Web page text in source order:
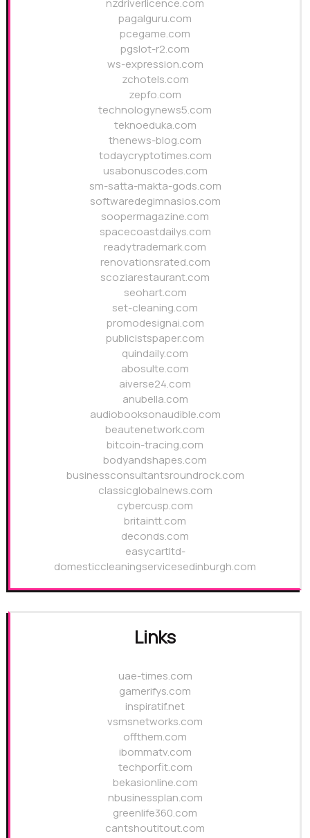
nzdriverlicence.com
pagalguru.com
pcegame.com
pgslot-r2.com
ws-expression.com
zchotels.com
zepfo.com
technologynews5.com
teknoeduka.com
thenews-blog.com
todaycryptotimes.com
usabonuscodes.com
sm-satta-makta-gods.com
softwaredegimnasios.com
soopermagazine.com
spacecoastdailys.com
readytrademark.com
renovationsrated.com
scoziarestaurant.com
seohart.com
set-cleaning.com
promodesignai.com
publicistspaper.com
quindaily.com
abosulte.com
aiverse24.com
anubella.com
audiobooksonaudible.com
beautenetwork.com
bitcoin-tracing.com
bodyandshapes.com
businessconsultantsroundrock.com
classicglobalnews.com
cybercusp.com
britaintt.com
deconds.com
easycartltd-
domesticcleaningservicesedinburgh.com
Links
uae-times.com
gamerifys.com
inspiratif.net
vsmsnetworks.com
offthem.com
ibommatv.com
techporfit.com
bekasionline.com
nbusinessplan.com
greenlife360.com
cantshoutitout.com